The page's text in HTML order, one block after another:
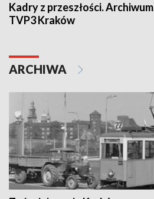
Kadry z przeszłości. Archiwum
TVP3 Kraków
ARCHIWA